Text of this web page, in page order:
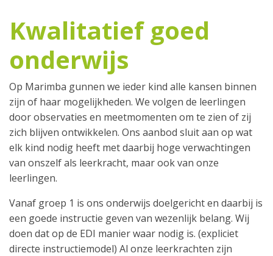
Kwalitatief goed
onderwijs
Op Marimba gunnen we ieder kind alle kansen binnen
zijn of haar mogelijkheden. We volgen de leerlingen
door observaties en meetmomenten om te zien of zij
zich blijven ontwikkelen. Ons aanbod sluit aan op wat
elk kind nodig heeft met daarbij hoge verwachtingen
van onszelf als leerkracht, maar ook van onze
leerlingen.
Vanaf groep 1 is ons onderwijs doelgericht en daarbij is
een goede instructie geven van wezenlijk belang. Wij
doen dat op de EDI manier waar nodig is. (expliciet
directe instructiemodel) Al onze leerkrachten zijn